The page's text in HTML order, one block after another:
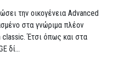
την οικογένεια Advanced
στα γνώριμα πλέον
Έτσι όπως και στα
δί...